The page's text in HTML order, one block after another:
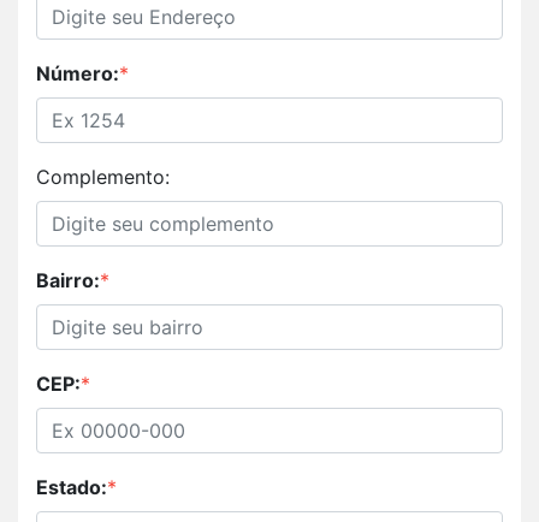
Número:*
Complemento:
Bairro:*
CEP:*
Estado:*